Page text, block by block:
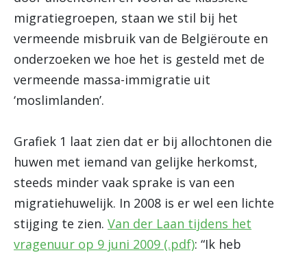
migratiegroepen, staan we stil bij het
vermeende misbruik van de Belgiëroute en
onderzoeken we hoe het is gesteld met de
vermeende massa-immigratie uit
‘moslimlanden’.
Grafiek 1 laat zien dat er bij allochtonen die
huwen met iemand van gelijke herkomst,
steeds minder vaak sprake is van een
migratiehuwelijk. In 2008 is er wel een lichte
stijging te zien. Van der Laan tijdens het
vragenuur op 9 juni 2009 (.pdf): “Ik heb